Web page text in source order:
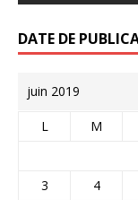
DATE DE
juin 2019
L M
3
4